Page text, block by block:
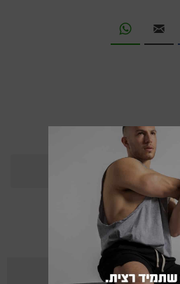
365
Points